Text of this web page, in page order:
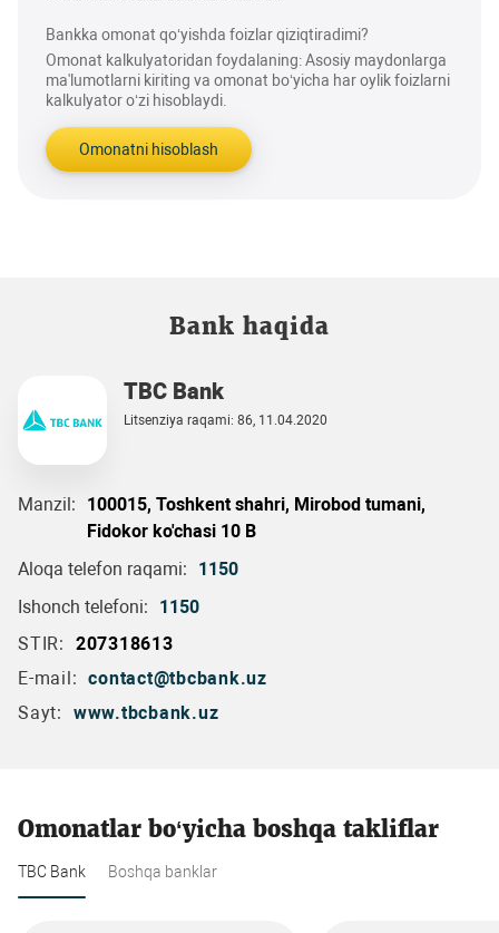
Bankka omonat qo‘yishda foizlar qiziqtiradimi?
Omonat kalkulyatoridan foydalaning: Asosiy maydonlarga
ma'lumotlarni kiriting va omonat bo‘yicha har oylik foizlarni
kalkulyator o‘zi hisoblaydi.
Omonatni hisoblash
Bank haqida
TBC Bank
Litsenziya raqami: 86, 11.04.2020
Manzil:
100015, Toshkent shahri, Mirobod tumani,
Fidokor ko'chasi 10 B
Aloqa telefon raqami:
1150
Ishonch telefoni:
1150
STIR:
207318613
E-mail: contact@tbcbank.uz
Sayt:
www.tbcbank.uz
Omonatlar bo‘yicha boshqa takliflar
TBC Bank Boshqa banklar